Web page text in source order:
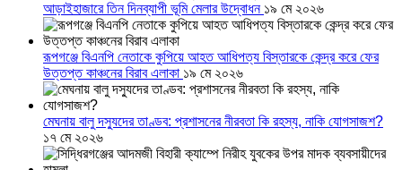
আড়াইহাজারে তিন দিনব্যাপী ভূমি মেলার উদ্বোধন ১৯ মে ২০২৬
রূপগঞ্জে বিএনপি নেতাকে কুপিয়ে আহত আধিপত্য বিস্তারকে কেন্দ্র করে ফের
উত্তপ্ত কাঞ্চনের বিরাব এলাকা ১৯ মে ২০২৬
মেঘনায় বালু দস্যুদের তাণ্ডব: প্রশাসনের নীরবতা কি রহস্য, নাকি যোগসাজশ?
১৭ মে ২০২৬